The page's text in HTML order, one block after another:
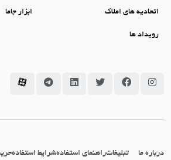
های املاک
ها
جاما در اینستاگرام
سامانه جاما در فیسبوک
سامانه جاما در توئیتر
سامانه جاما در لینکداین
سامانه جاما در تلگرام
سامانه جاما
تبلیغات راهنمای استفادهشرایط استفادهحریم شخصی